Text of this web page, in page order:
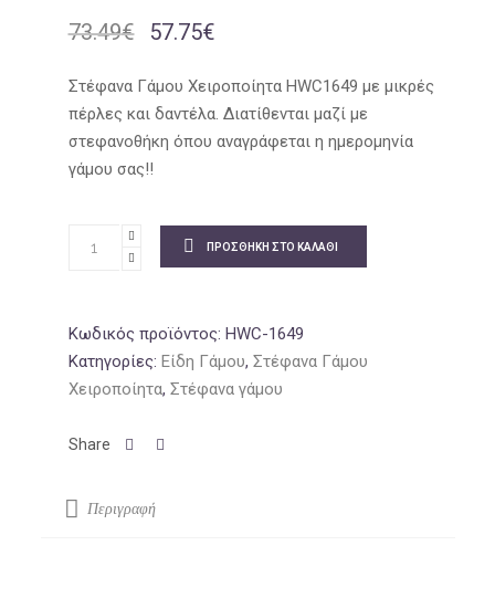
73.49€
Original
was:
73.49€.
57.75€Η
τιμή
είναι:
57.75€.
Στέφανα Γάμου Χειροποίητα HWC1649 με μικρές
πέρλες και δαντέλα. Διατίθενται μαζί με
στεφανοθήκη όπου αναγράφεται η ημερομηνία
γάμου σας!!
ΠΡΟΣΘΉΚΗ ΣΤΟ ΚΑΛΆΘΙ
Κωδικός προϊόντος: HWC-1649
Κατηγορίες: Είδη Γάμου, Στέφανα Γάμου
Χειροποίητα, Στέφανα γάμου
Περιγραφή